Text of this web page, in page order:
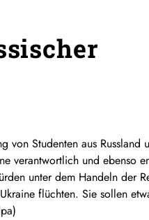
von Studenten aus Russland
verantwortlich und ebenso
unter dem Handeln der
flüchten. Sie sollen